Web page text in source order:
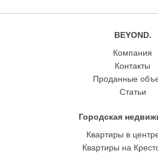
BEYOND.
Компания
Контакты
Проданные
Статьи
Городская
Квартиры в
Квартиры на